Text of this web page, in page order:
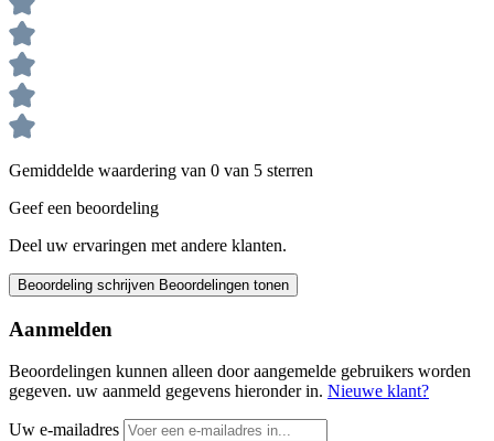
Gemiddelde waardering van 0 van 5 sterren
Geef een beoordeling
Deel uw ervaringen met andere klanten.
Beoordeling schrijven Beoordelingen tonen
Aanmelden
Beoordelingen kunnen alleen door aangemelde gebruikers worden
gegeven. uw aanmeld gegevens hieronder in. Nieuwe klant?
Uw e-mailadres